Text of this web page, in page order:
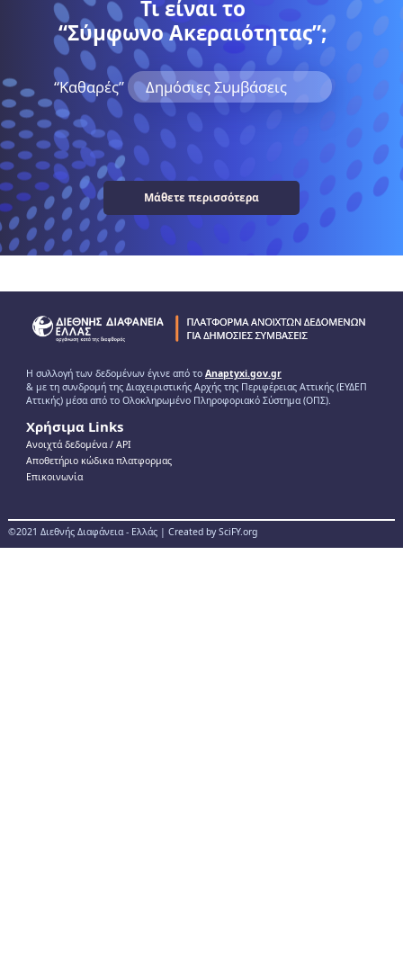
Τι είναι το
“Σύμφωνο Ακεραιότητας”;
“Kαθαρές” Δημόσιες Συμβάσεις
Μάθετε περισσότερα
Η συλλογή των δεδομένων έγινε από το Anaptyxi.gov.gr
& με τη συνδρομή της Διαχειριστικής Αρχής της Περιφέρειας Αττικής (ΕΥΔΕΠ
Αττικής) μέσα από το Ολοκληρωμένο Πληροφοριακό Σύστημα (ΟΠΣ).
Χρήσιμα Links
Ανοιχτά δεδομένα / ΑPI
Αποθετήριο κώδικα πλατφορμας
Επικοινωνία
©2021 Διεθνής Διαφάνεια - Ελλάς | Created by SciFY.org